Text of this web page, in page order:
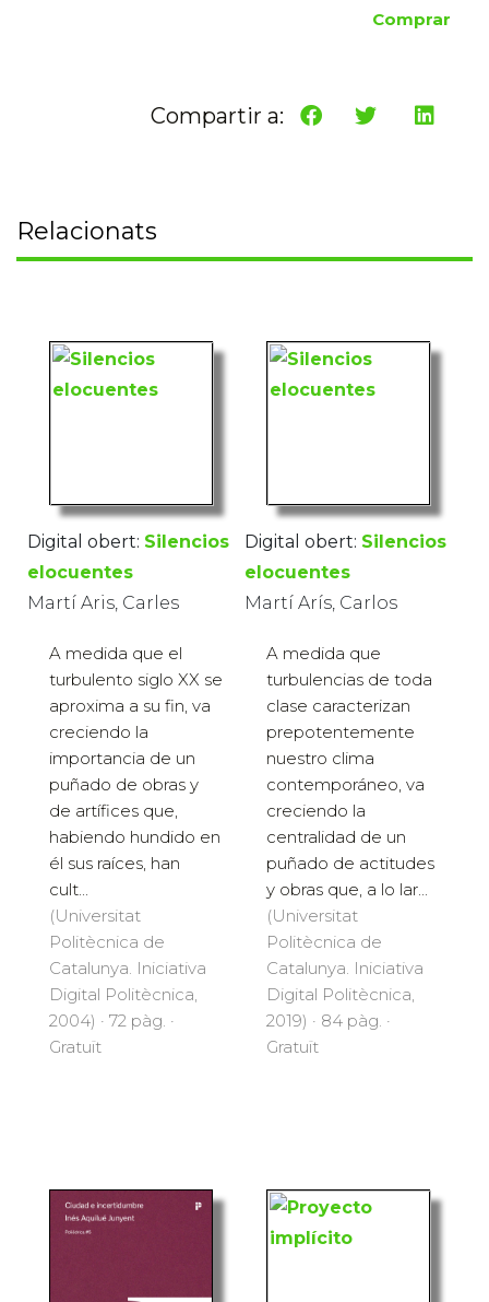
Comprar
Compartir a:
Relacionats
Digital obert: Silencios
elocuentes
Martí Aris, Carles
A medida que el
turbulento siglo XX se
aproxima a su fin, va
creciendo la
importancia de un
puñado de obras y
de artífices que,
habiendo hundido en
él sus raíces, han
cult...
(Universitat
Politècnica de
Catalunya. Iniciativa
Digital Politècnica,
2004) · 72 pàg. ·
Gratuït
Digital obert: Silencios
elocuentes
Martí Arís, Carlos
A medida que
turbulencias de toda
clase caracterizan
prepotentemente
nuestro clima
contemporáneo, va
creciendo la
centralidad de un
puñado de actitudes
y obras que, a lo lar...
(Universitat
Politècnica de
Catalunya. Iniciativa
Digital Politècnica,
2019) · 84 pàg. ·
Gratuït